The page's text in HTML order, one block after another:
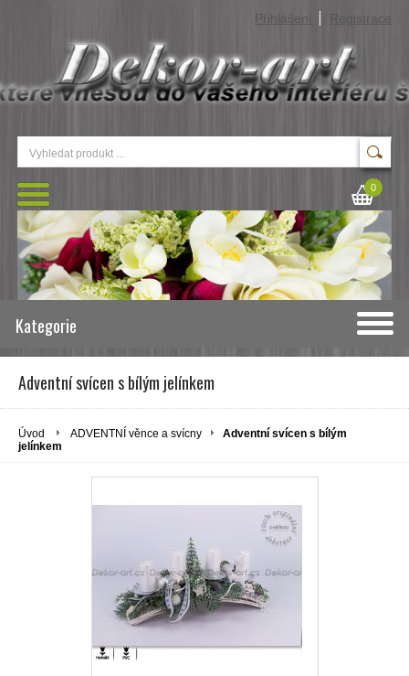
Přihlášení Registrace
0
Kategorie
Adventní svícen s bílým jelínkem
Úvod ADVENTNÍ věnce a svícny
Adventní svícen s bílým
jelínkem